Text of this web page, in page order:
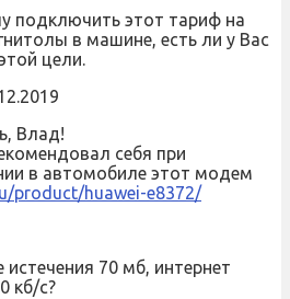
подключить этот тариф на
в машине, есть ли у Вас
цели.
Влад!
себя при
в автомобиле этот модем
product/huawei-e8372/
70 мб, интернет
кб/с?